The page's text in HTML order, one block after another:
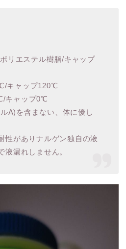
リエステル樹脂/キャップ
キャップ120℃
キャップ0℃
A)を含まない、体に優し
性がありナルゲン独自の液
液漏れしません。